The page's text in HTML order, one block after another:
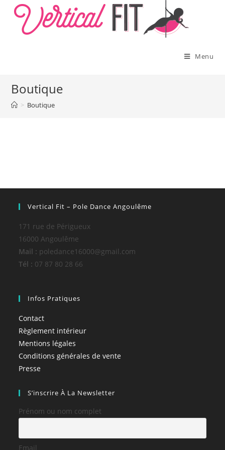
content
Menu
Boutique
> Boutique
Vertical Fit – Pole Dance Angoulême
171 rue de Périgueux
16000 Angoulême
Mail : poledance16000@gmail.com
Tél : 07 87 80 28 66
Infos Pratiques
Contact
Règlement intérieur
Mentions légales
Conditions générales de vente
Presse
S’inscrire À La Newsletter
Prénom ou nom complet
Email